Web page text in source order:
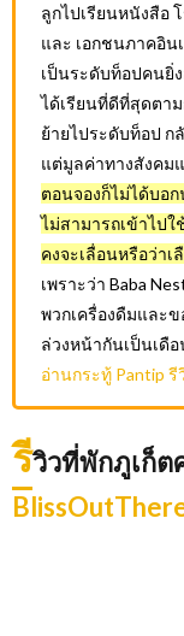
ลูกไปเรียนหนังสือ
และ เอกชนภาคอิน
เป็นระดับท็อปคนยิ่
ได้เรียนที่ดีที่สุดตา
ย้ายไประดับท็อป ก
แต่มูลค่าทางสังคม
ตอนจองก็ไม่ได้บอ
ไม่สามารถเข้าไป
คงจะเลื่อนหรือว่า
เพราะว่า Baba
พวกเครื่องดืมและข
ล่วงหน้ากันเป็นเดื
อ่านกระทู้ Pantip
รีวิวที่พักภูเก็ต